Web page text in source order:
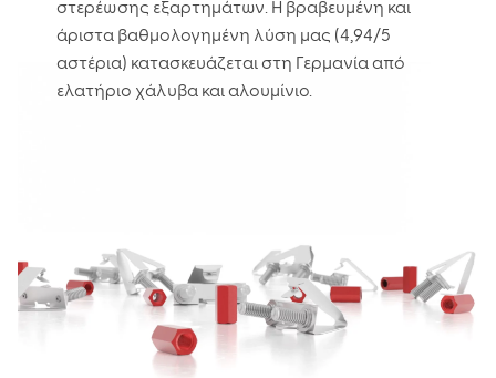
στερέωσης εξαρτημάτων. Η βραβευμένη και
άριστα βαθμολογημένη λύση μας (4,94/5
αστέρια) κατασκευάζεται στη Γερμανία από
ελατήριο χάλυβα και αλουμίνιο.